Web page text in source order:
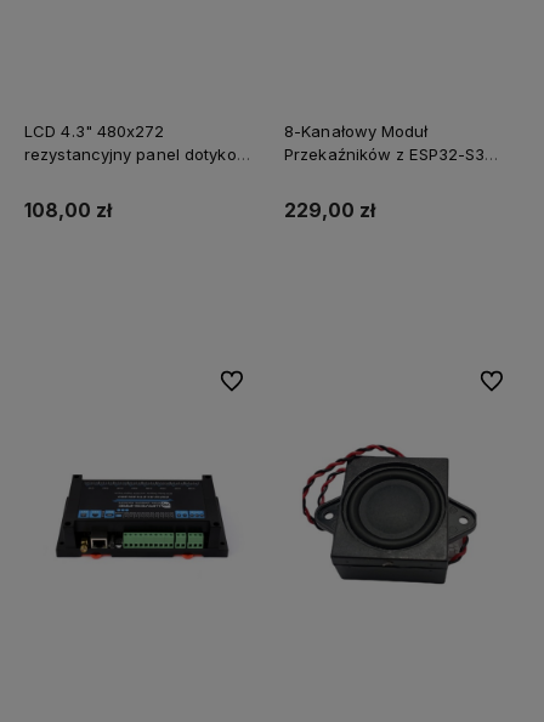
LCD 4.3" 480x272
rezystancyjny panel dotykowy
108,00 zł
8-Kanałowy Moduł
Przekaźników z ESP32-S3
zasilanie PoE
229,00 zł
Do ulubionych Do